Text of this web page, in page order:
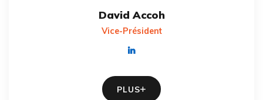
David Accoh
Vice-Président
PLUS